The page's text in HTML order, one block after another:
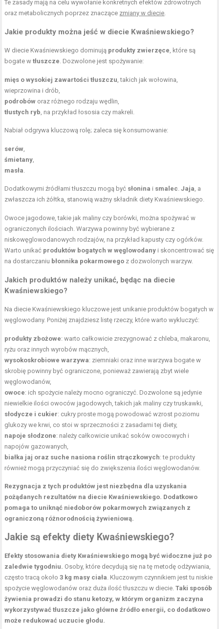
Te zasady mają na celu wywołanie konkretnych efektów zdrowotnych
oraz metabolicznych poprzez znaczące zmiany w diecie.
Jakie produkty można jeść w diecie Kwaśniewskiego?
W diecie Kwaśniewskiego dominują produkty zwierzęce, które są
bogate wtłuszcze. Dozwolone jest spożywanie:
mięs o wysokiej zawartości tłuszczu, takich jak wołowina,
wieprzowina i drób,
podrobów oraz różnego rodzaju wędlin,
tłustych ryb, na przykład łososia czy makreli.
Nabiał odgrywa kluczową rolę; zaleca się konsumowanie:
serów,
śmietany,
masła.
Dodatkowymi źródłami tłuszczu mogą być słonina i smalec.Jaja, a
zwłaszcza ich żółtka, stanowią ważny składnik diety Kwaśniewskiego.
Owoce jagodowe, takie jak maliny czy borówki, można spożywać w
ograniczonych ilościach. Warzywa powinny być wybierane z
niskowęglowodanowych rodzajów, na przykład kapusty czy ogórków.
Warto unikać produktów bogatych w węglowodany i skoncentrować się
na dostarczaniu błonnika pokarmowego z dozwolonych warzyw.
Jakich produktów należy unikać, będąc na diecie
Kwaśniewskiego?
Na diecie Kwaśniewskiego kluczowe jest unikanie produktów bogatych w
węglowodany. Poniżej znajdziesz listę rzeczy, które warto wykluczyć:
produkty zbożowe: warto całkowicie zrezygnować z chleba, makaronu,
ryżu oraz innych wyrobów mącznych,
wysokoskrobiowe warzywa: ziemniaki oraz inne warzywa bogate w
skrobię powinny być ograniczone, ponieważ zawierają zbyt wiele
węglowodanów,
owoce: ich spożycie należy mocno ograniczyć. Dozwolone są jedynie
niewielkie ilości owoców jagodowych, takich jak maliny czy truskawki,
słodycze i cukier: cukry proste mogą powodować wzrost poziomu
glukozy we krwi, co stoi w sprzeczności z zasadami tej diety,
napoje słodzone: należy całkowicie unikać soków owocowych i
napojów gazowanych,
białka jaj oraz suche nasiona roślin strączkowych: te produkty
również mogą przyczyniać się do zwiększenia ilości węglowodanów.
Rezygnacja z tych produktów jest niezbędna dla uzyskania
pożądanych rezultatów na diecie Kwaśniewskiego. Dodatkowo
pomaga to uniknąć niedoborów pokarmowych związanych z
ograniczoną różnorodnością żywieniową.
Jakie są efekty diety Kwaśniewskiego?
Efekty stosowania diety Kwaśniewskiego mogą być widoczne już po
zaledwie tygodniu. Osoby, które decydują się na tę metodę odżywiania,
często tracą około3 kg masy ciała. Kluczowym czynnikiem jest tu niskie
spożycie węglowodanów oraz duża ilość tłuszczu w diecie.Taki sposób
żywienia prowadzi do stanu ketozy, w którym organizm zaczyna
wykorzystywać tłuszcze jako główne źródło energii, co dodatkowo
może redukować uczucie głodu.